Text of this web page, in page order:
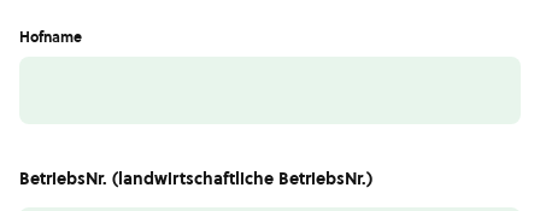
Hofname
BetriebsNr. (landwirtschaftliche BetriebsNr.)